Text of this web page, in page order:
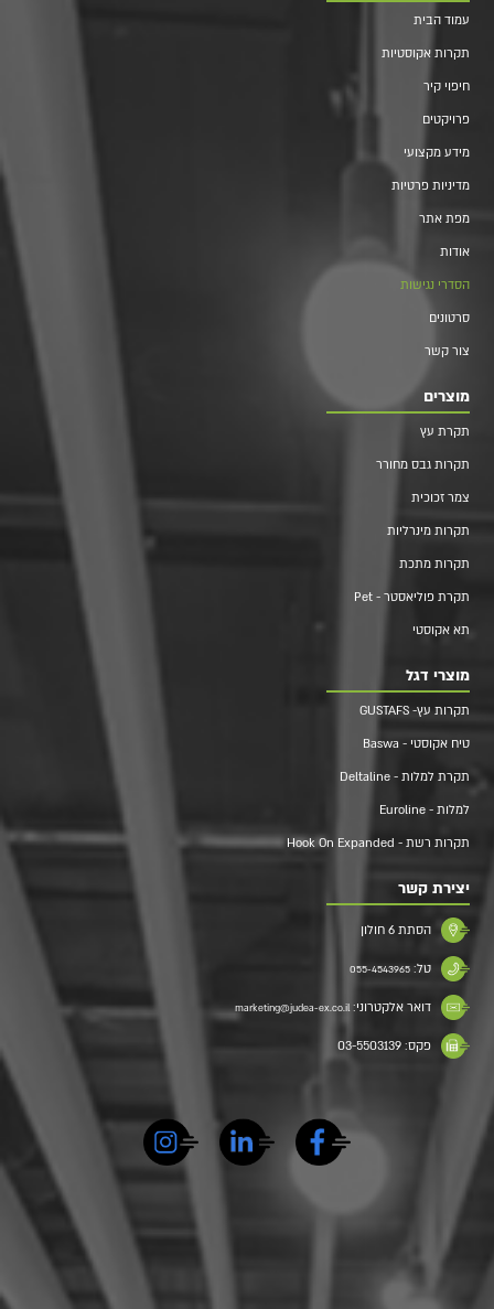
עמוד הבית
תקרות אקוסטיות
חיפוי קיר
פרויקטים
מידע מקצועי
מדיניות פרטיות
מפת אתר
אודות
הסדרי נגישות
סרטונים
צור קשר
מוצרים
תקרת עץ
תקרות גבס מחורר
צמר זכוכית
תקרות מינרליות
תקרות מתכת
תקרת פוליאסטר - Pet
תא אקוסטי
מוצרי דגל
תקרות עץ- GUSTAFS
טיח אקוסטי - Baswa
תקרת למלות - Deltaline
למלות - Euroline
תקרות רשת - Hook On Expanded
יצירת קשר
הסתת 6 חולון
טל: 055-4543965
דואר אלקטרוני: marketing@judea-ex.co.il
פקס: 03-5503139